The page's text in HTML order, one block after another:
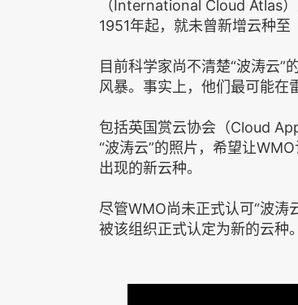
（International Cloud Atlas
1951年起，就未曾新增云种至
目前科学家尚不清楚“波涛云”
风暴。事实上，他们最可能在
包括英国赏云协会（Cloud
“波涛云”的照片，希望让
出现的新云种。
尽管WMO尚未正式认可“波涛
被该组织正式认定为新的云种。